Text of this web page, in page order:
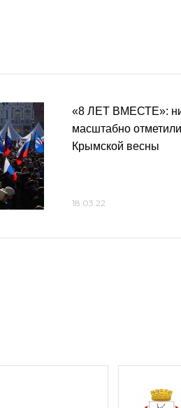
«8 ЛЕТ ВМЕСТЕ»:
масштабно
Крымской весны
18.03.22